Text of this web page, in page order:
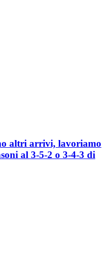
altri arrivi, lavoriamo
al 3-5-2 o 3-4-3 di